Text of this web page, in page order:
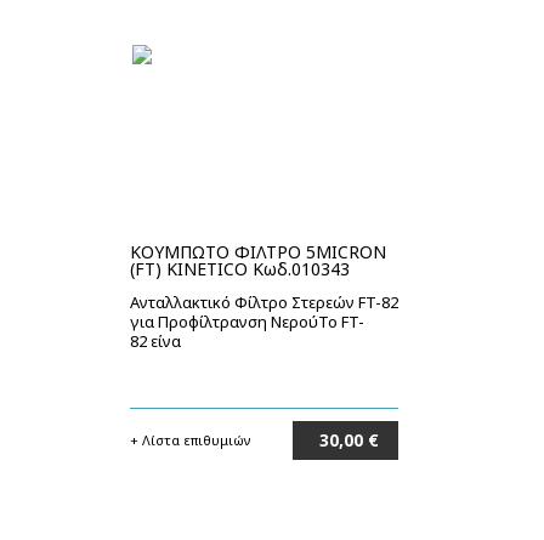
ΚΟΥΜΠΩΤΟ ΦΙΛΤΡΟ 5MICRON
(FT) KINETICO Κωδ.010343
Ανταλλακτικό Φίλτρο Στερεών FT-82
για Προφίλτρανση ΝερούΤο FT-
82 είνα
+ Λίστα επιθυμιών 30,00 €